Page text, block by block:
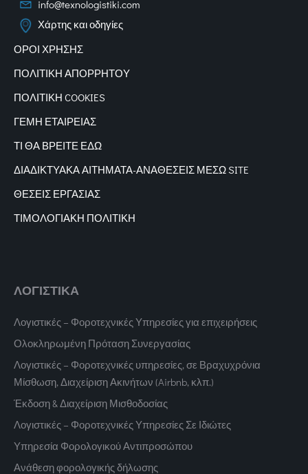
info@texnologistiki.com
Χάρτης και οδηγίες
ΟΡΟΙ ΧΡΗΣΗΣ
ΠΟΛΙΤΙΚΗ ΑΠΟΡΡΗΤΟΥ
ΠΟΛΙΤΙΚΗ COOKIES
ΓΕΜΗ ΕΤΑΙΡΕΙΑΣ
ΤΙ ΘΑ ΒΡΕΙΤΕ ΕΔΩ
ΔΙΑΔΙΚΤΥΑΚΑΑΙΤΗΜΑΤΑ-ΑΝΑΘΕΣΕΙΣ ΜΕΣΩ SITE
ΘΕΣΕΙΣ ΕΡΓΑΣΙΑΣ
ΤΙΜΟΛΟΓΙΑΚΗ ΠΟΛΙΤΙΚΗ
ΛΟΓΙΣΤΙΚΑ
Λογιστικές – Φοροτεχνικές Υπηρεσίες για επιχειρήσεις
Ολοκληρωμένη Πρόταση Συνεργασίας
Λογιστικές – Φοροτεχνικές υπηρεσίες, σε Βραχυχρόνια
Μίσθωση, Διαχείριση Ακινήτων (Airbnb, κλπ.)
Έκδοση & Διαχείριση Μισθοδοσίας
Λογιστικές – Φοροτεχνικές Υπηρεσίες Σε Ιδιώτες
Υπηρεσία Φορολογικού Αντιπροσώπου
Ανάθεση φορολογικής δήλωσης